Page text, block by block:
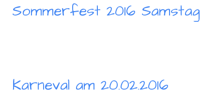
Sommerfest 2016 Samstag
Karneval am 20.02.2016